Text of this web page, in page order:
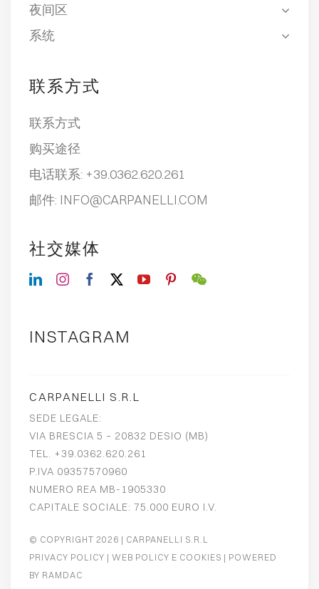
夜间区
系统
联系方式
联系方式
购买途径
电话联系: +39.0362.620.261
邮件: INFO@CARPANELLI.COM
社交媒体
INSTAGRAM
CARPANELLI S.R.L
SEDE LEGALE:
VIA BRESCIA 5 – 20832 DESIO (MB)
TEL. +39.0362.620.261
P.IVA 09357570960
NUMERO REA MB-1905330
CAPITALE SOCIALE: 75.000 EURO I.V.
© COPYRIGHT 2026 | CARPANELLI S.R.L
PRIVACY POLICY |WEB POLICY E COOKIES | POWERED
BY RAMDAC